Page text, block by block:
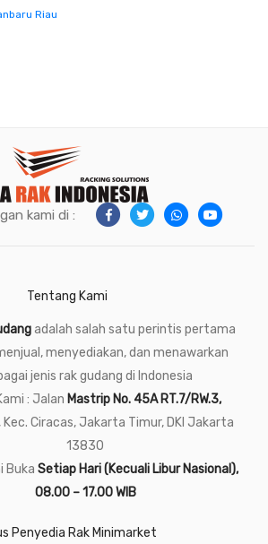
Riau
kami di :
Tentang Kami
adalah salah satu perintis pertama
menyediakan, dan menawarkan
jenis rak gudang di Indonesia
: Jalan Mastrip No. 45A RT.7/RW.3,
, Kec. Ciracas, Jakarta Timur, DKI Jakarta
13830
Buka Setiap Hari (Kecuali Libur Nasional),
08.00 – 17.00 WIB
Penyedia Rak Minimarket